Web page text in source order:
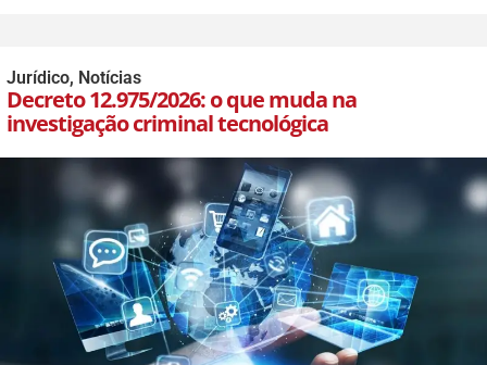
Jurídico, Notícias
Decreto 12.975/2026: o que muda na
investigação criminal tecnológica